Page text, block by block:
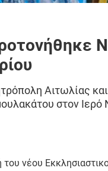
Αιτωλίας
στον
νέου